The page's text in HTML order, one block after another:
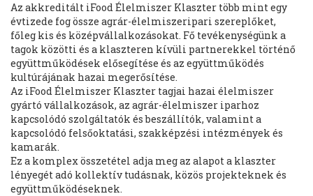
Az akkreditált iFood Élelmiszer Klaszter több mint egy
évtizede fog össze agrár-élelmiszeripari szereplőket,
főleg kis és középvállalkozásokat. Fő tevékenységünk a
tagok közötti és a klaszteren kívüli partnerekkel történő
együttműködések elősegítése és az együttműködés
kultúrájának hazai megerősítése.
Az iFood Élelmiszer Klaszter tagjai hazai élelmiszer
gyártó vállalkozások, az agrár-élelmiszer iparhoz
kapcsolódó szolgáltatók és beszállítók, valamint a
kapcsolódó felsőoktatási, szakképzési intézmények és
kamarák.
Ez a komplex összetétel adja meg az alapot a klaszter
lényegét adó kollektív tudásnak, közös projekteknek és
együttműködéseknek.